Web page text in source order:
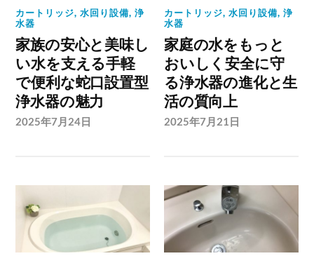
カートリッジ,水回り設備,浄
水器
家族の安心と美味し
い水を支える手軽
で便利な蛇口設置型
浄水器の魅力
2025年7月24日
カートリッジ,水回り設備,浄
水器
家庭の水をもっと
おいしく安全に守
る浄水器の進化と生
活の質向上
2025年7月21日